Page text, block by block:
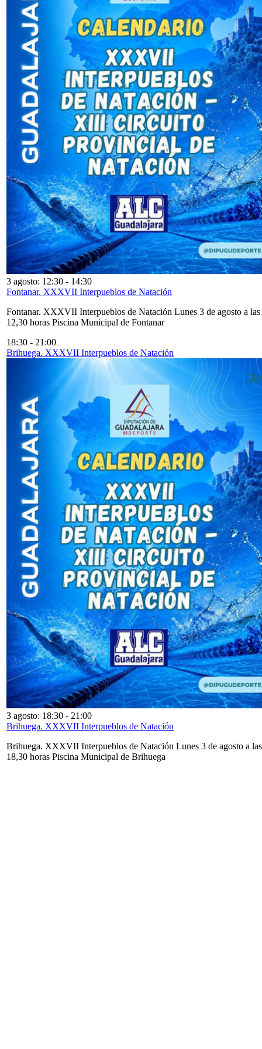
3 agosto: 12:30 - 14:30
Fontanar. XXXVII Interpueblos de Natación
Fontanar. XXXVII Interpueblos de Natación Lunes 3 de agosto a las
12,30 horas Piscina Municipal de Fontanar
18:30 - 21:00
Brihuega. XXXVII Interpueblos de Natación
3 agosto: 18:30 - 21:00
Brihuega. XXXVII Interpueblos de Natación
Brihuega. XXXVII Interpueblos de Natación Lunes 3 de agosto a las
18,30 horas Piscina Municipal de Brihuega